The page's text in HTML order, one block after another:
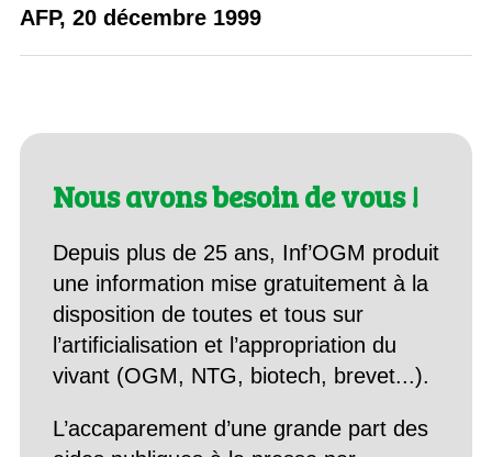
AFP, 20 décembre 1999
Nous avons besoin de vous !
Depuis plus de 25 ans, Inf’OGM produit
une information mise gratuitement à la
disposition de toutes et tous sur
l’artificialisation et l’appropriation du
vivant (OGM, NTG, biotech, brevet...).
L’accaparement d’une grande part des